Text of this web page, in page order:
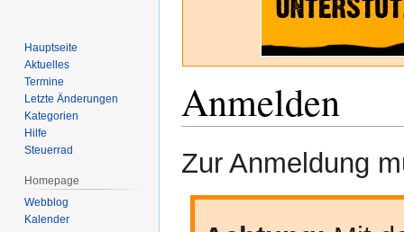
Anmelden
Navigation
Suche
Zur Anmeldung
Hauptseite
Aktuelles
Termine
Letzte Änderungen
Kategorien
Hilfe
Steuerrad
Homepage
Webblog
Kalender